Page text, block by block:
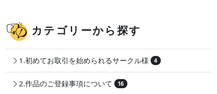
カテゴリーから探す
1.初めてお取引を始められるサークル様 4
2.作品のご登録事項について 16